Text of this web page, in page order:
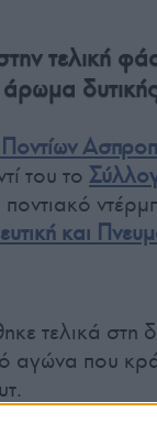
τελική
δυτικής
του το
ποντιακό
και
τελικά στη
αγώνα που